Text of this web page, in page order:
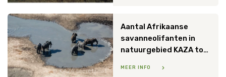
KAZA secretariat
Aantal Afrikaanse
savanneolifanten in
natuurgebied KAZA toegenomen
MEER INFO